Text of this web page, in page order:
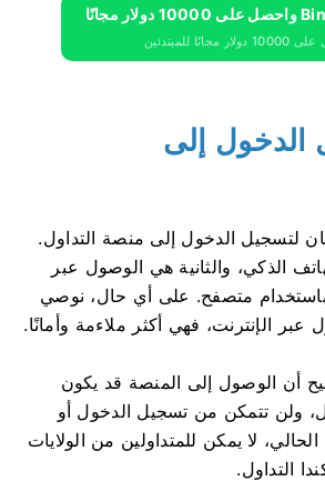
مجانًا للمبتدئين
الدخول إلى
لتسجيل الدخول إلى منصة التداول.
الذكي، والثانية هي الوصول عبر
باستخدام متصفح. على أي حال، نوصي
عبر الإنترنت، فهي أكثر ملاءمة وأمانًا.
أن الوصول إلى المنصة قد يكون
ولن تتمكن من تسجيل الدخول أو
لا يمكن للمتداولين من الولايات
التداول.